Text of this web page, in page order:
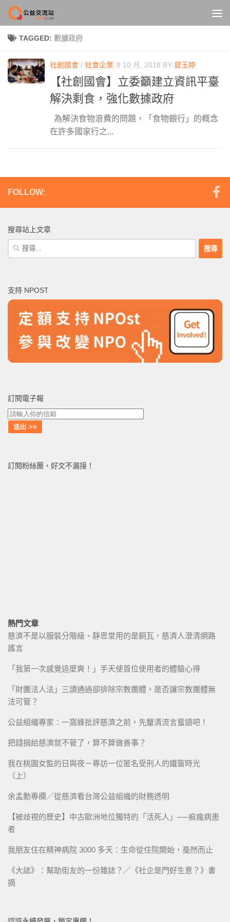
Skip to content
TAGGED: 數據政府
社創國會 / 社會企業 8 10 月, 2018 BY 曾玉婷
【社創國會】立委籲建立資訊平臺
解決剩食，強化數據政府
為解決食物浪費的問題，「食物銀行」的概念
在許多國家行之...
FOLLOW:
搜尋站上文章
搜
尋
字:
支持 NPOST
訂閱電子報
訂閱粉絲團，好文不漏接！
熱門文章
慈濟不是以服裝分階級、靜思堂用的是銅瓦，慈濟人澄清網路
謠言
「我第一次感覺這麼爽！」手天使首位使用者的體驗心得
「財團法人法」三讀通過卻排除宗教團體，是否讓宗教團體無
法可管？
公益組織專家：一窩蜂批評慈濟之前，先釐清流言蜚語吧！
把錢捐給慈濟就不管了，算不算做善事？
我在桃園女監的日與夜－專訪一位匿名受刑人的鐵窗時光
（上）
余孟勳專欄／從慈濟看台灣公益組織的財務透明
【被歧視的歷史】中古歐洲地位獨特的「活死人」──痲瘋病患
者
我朋友住在精神病院 3000 多天：生命從住院開始，戞然而止
《大誌》：幫助街友的一份雜誌？／《社企是門好生意？》書
摘